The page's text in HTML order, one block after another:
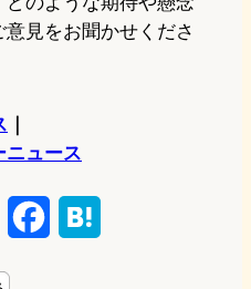
見をお聞かせくださ
ニュース